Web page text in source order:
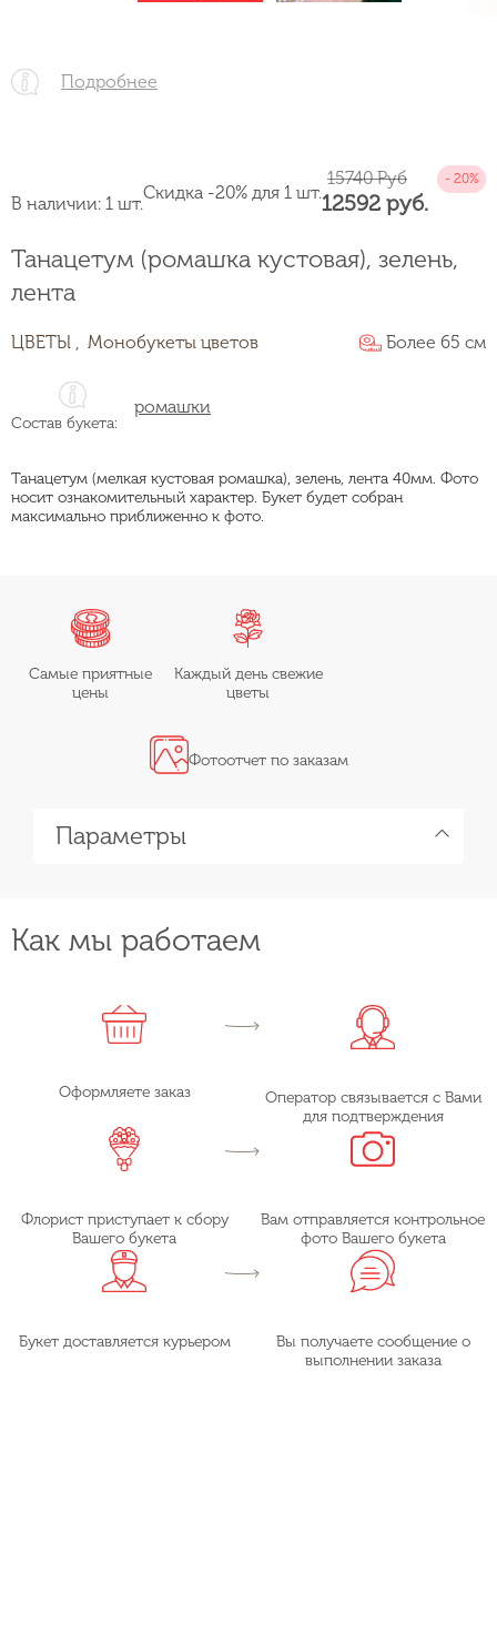
Подробнее
Танацетум (ромашка кустовая), зелень,
лента
ЦВЕТЫ , Монобукеты цветов Более 65 см
Состав букета:
ромашки
Танацетум (мелкая кустовая ромашка), зелень, лента 40мм. Фото
носит ознакомительный характер. Букет будет собран
максимально приближенно к фото.
В наличии: 1 шт.
Скидка -20% для 1 шт.12592 руб.
15740 Руб
Самые приятные
цены
Каждый день свежие
цветы
Фотоотчет по заказам
Параметры
Как мы работаем
Оформляете заказ
Оператор связывается с Вами
для подтверждения
Флорист приступает к сбору
Вашего букета
Вам отправляется контрольное
фото Вашего букета
Букет доставляется курьером
Вы получаете сообщение о
выполнении заказа